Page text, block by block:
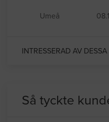
Umeå
INTRESSERAD AV
Så tyckte